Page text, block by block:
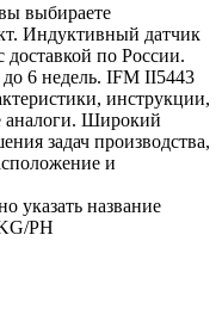
выбираете
Индуктивный датчик
по России.
6 недель. IFM II5443
инструкции,
аналоги. Широкий
задач производства,
и
указать название
PH